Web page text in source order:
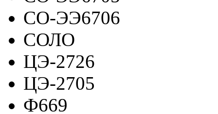
СО-ЭЭ6706
СОЛО
ЦЭ-2726
ЦЭ-2705
Ф669